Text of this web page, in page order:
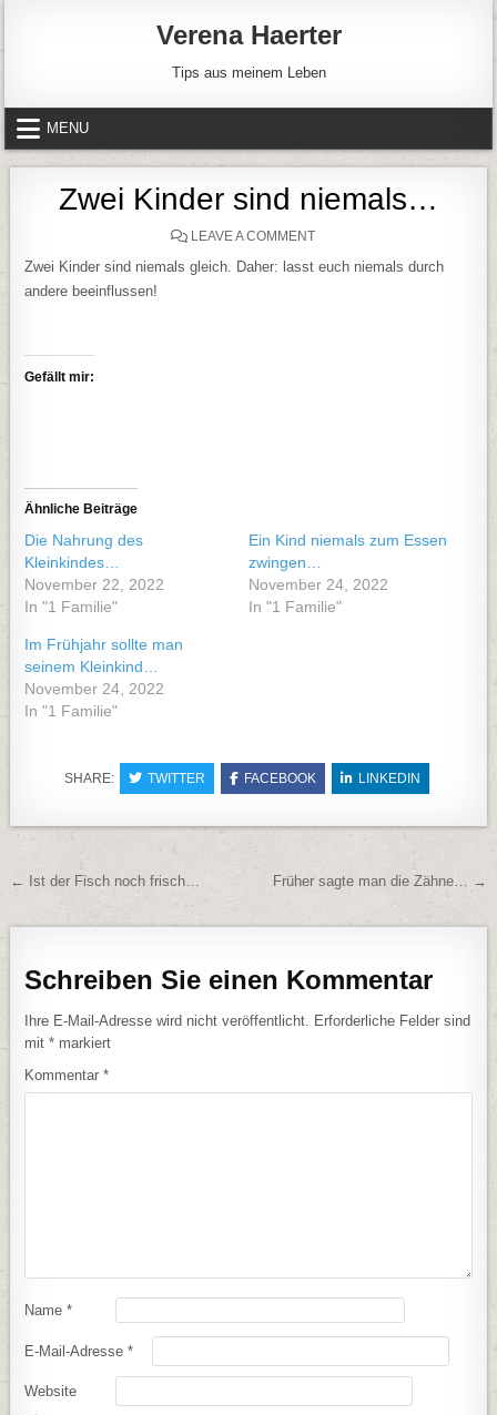
Verena Haerter
Tips aus meinem Leben
MENU
Zwei Kinder sind niemals…
LEAVE A COMMENTON ZWEI KINDER SIND
Zwei Kinder sind niemals gleich. Daher: lasst euch niemals durch
andere beeinflussen!
Gefällt mir:
Ähnliche Beiträge
Die Nahrung des
Kleinkindes…
November 22, 2022
In "1 Familie"
Ein Kind niemals zum Essen
zwingen…
November 24, 2022
In "1 Familie"
Im Frühjahr sollte man
seinem Kleinkind…
November 24, 2022
In "1 Familie"
SHARE: TWITTER FACEBOOK LINKEDIN
BeitragsnavigationFrüher sagte man die Zähne… →
← Ist der Fisch noch frisch…
Schreiben Sie einen Kommentar
Ihre E-Mail-Adresse wird nicht veröffentlicht.
Erforderliche Felder sind
mit* markiert
Kommentar*
Name*
E-Mail-Adresse*
Website